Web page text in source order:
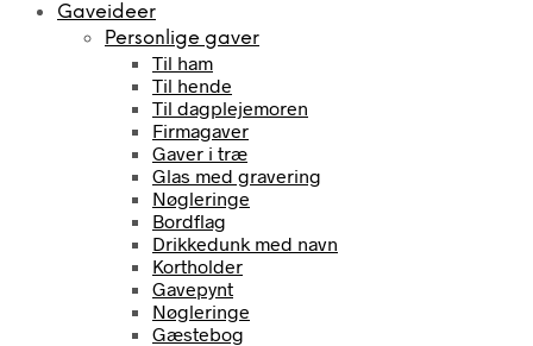
Gaveideer
Personlige gaver
Til ham
Til hende
Til dagplejemoren
Firmagaver
Gaver i træ
Glas med gravering
Nøgleringe
Bordflag
Drikkedunk med navn
Kortholder
Gavepynt
Nøgleringe
Gæstebog